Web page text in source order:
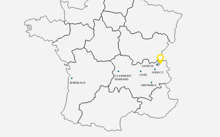
BORDEAUX
CLERMONT-
FERRAND
LYON
ANNECY
GRENOBLE
GENÈVE